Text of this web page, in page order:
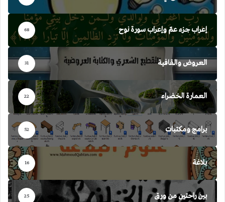
إعراب جزء عمّ وإعراب سورة نوح 68
العروض والقافية 31
العمارة الخضراء 22
برامج ومكتبات 52
بلاغة 16
بين راحتين من ورق 25